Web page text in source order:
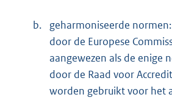
b.
geharmoniseerde
door de Europese
aangewezen als de enige
door de Raad voor
worden gebruikt voor het